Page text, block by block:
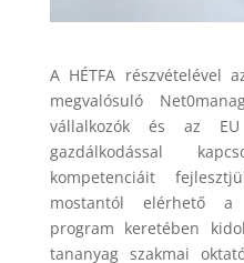
A HÉTFA részvételével
megvalósuló
vállalkozók és az EU
gazdálkodással
kompetenciáit
mostantól elérhető a
program keretében
tananyag szakmai